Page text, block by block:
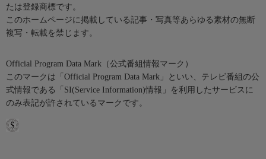
たは登録商標です。
このホームページに掲載している記事・写真等あらゆる素材の無断
複写・転載を禁じます。
Official Program Data Mark（公式番組情報マーク）
このマークは「Official Program Data Mark」といい、テレビ番組の公
式情報である「SI(Service Information)情報」を利用したサービスに
のみ表記が許されているマークです。